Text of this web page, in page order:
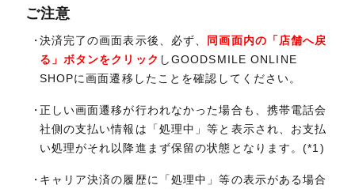
ご注意
決済完了の画面表示後、必ず、
同画面内の「店舗へ戻
る」ボタンをクリック しGOODSMILE ONLINE
SHOPに画面遷移したことを確認してください。
正しい画面遷移が行われなかった場合も、携帯電話会
社側の支払い情報は「処理中」等と表示され、お支払
い処理がそれ以降進まず保留の状態となります。(*1)
キャリア決済の履歴に「処理中」等の表示がある場合